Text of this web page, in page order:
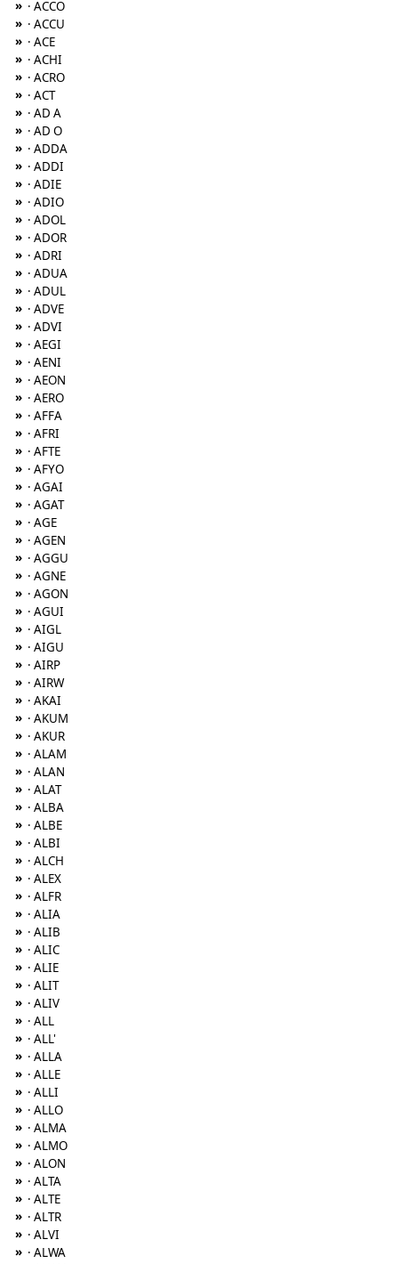
» · ACCO
» · ACCU
» · ACE
» · ACHI
» · ACRO
» · ACT
» · AD A
» · AD O
» · ADDA
» · ADDI
» · ADIE
» · ADIO
» · ADOL
» · ADOR
» · ADRI
» · ADUA
» · ADUL
» · ADVE
» · ADVI
» · AEGI
» · AENI
» · AEON
» · AERO
» · AFFA
» · AFRI
» · AFTE
» · AFYO
» · AGAI
» · AGAT
» · AGE
» · AGEN
» · AGGU
» · AGNE
» · AGON
» · AGUI
» · AIGL
» · AIGU
» · AIRP
» · AIRW
» · AKAI
» · AKUM
» · AKUR
» · ALAM
» · ALAN
» · ALAT
» · ALBA
» · ALBE
» · ALBI
» · ALCH
» · ALEX
» · ALFR
» · ALIA
» · ALIB
» · ALIC
» · ALIE
» · ALIT
» · ALIV
» · ALL
» · ALL'
» · ALLA
» · ALLE
» · ALLI
» · ALLO
» · ALMA
» · ALMO
» · ALON
» · ALTA
» · ALTE
» · ALTR
» · ALVI
» · ALWA